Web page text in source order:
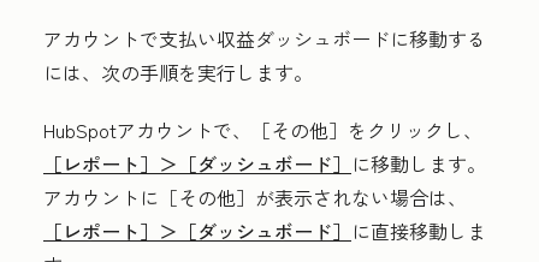
アカウントで支払い収益ダッシュボードに移動する
には、次の手順を実行します。
HubSpotアカウントで、
［その他］をクリックし、
［レポート］＞ ［ダッシュボード］ に移動します。
アカウントに ［その他］が表示されない場合は、
［レポート］＞ ［ダッシュボード］ に直接移動しま